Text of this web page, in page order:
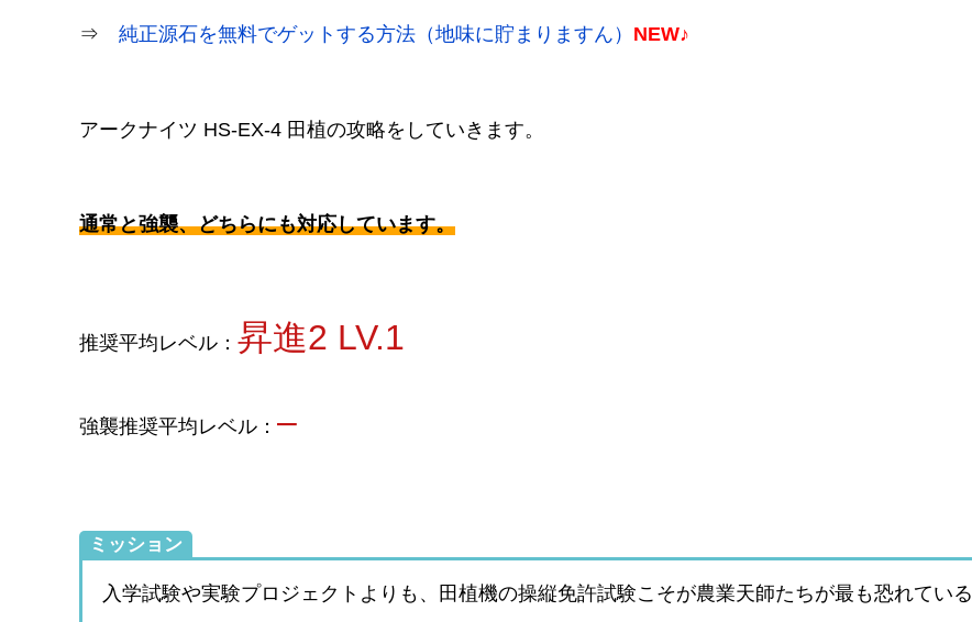
⇒ 純正源石を無料でゲットする方法（地味に貯まりますん） NEW♪
アークナイツ HS-EX-4 田植の攻略をしていきます。
通常と強襲、どちらにも対応しています。
推奨平均レベル： 昇進2 LV.1
強襲推奨平均レベル： –
ミッション
入学試験や実験プロジェクトよりも、田植機の操縦免許試験こそが農業天師たちが最も恐れている